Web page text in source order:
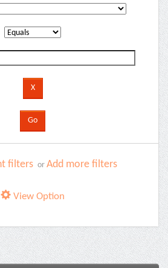
filters or Add more filters
View Option